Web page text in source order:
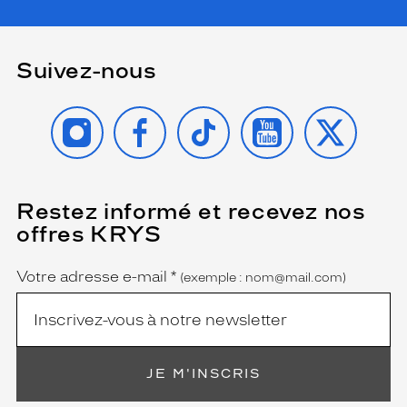
ou
vente
conseillé
Suivez-nous
INSTAGRAMFACEBOOK
TIKTOK YOUTUBE
X
Restez informé et recevez nos
offres KRYS
Name
Votre adresse e-mail *
(Ce
champ
est
(exemple : nom@mail.com)
JE M'INSCRIS